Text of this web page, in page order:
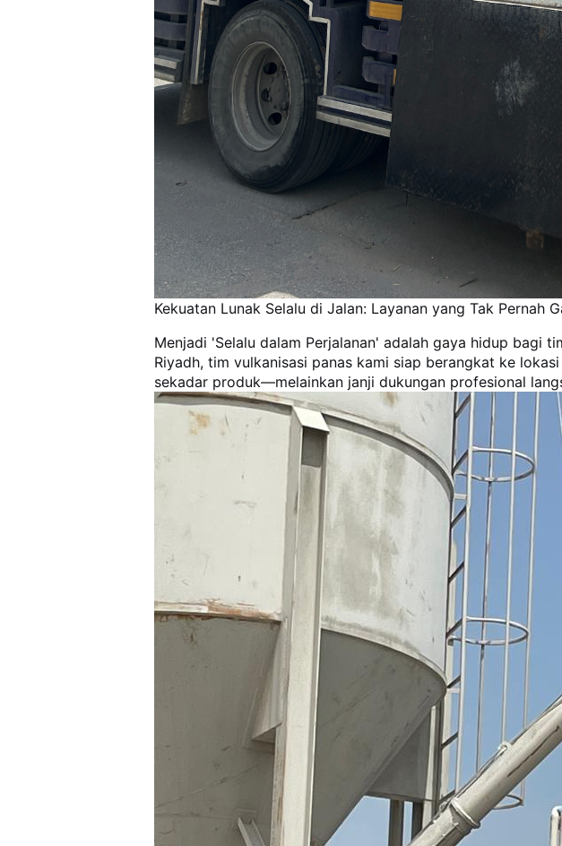
Kekuatan Lunak Selalu di Jalan: Layanan yang Tak Pernah
Menjadi 'Selalu dalam Perjalanan' adalah gaya hidup bagi
Riyadh, tim vulkanisasi panas kami siap berangkat ke
sekadar produk—melainkan janji dukungan profesional